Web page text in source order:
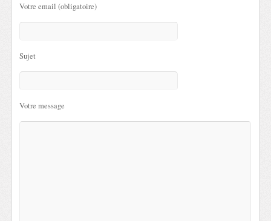
Votre email (obligatoire)
Sujet
Votre message